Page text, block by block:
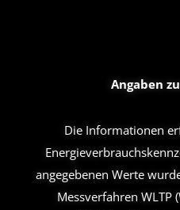
Angaben
Die Informationen
angegebenen Werte
Messverfahren